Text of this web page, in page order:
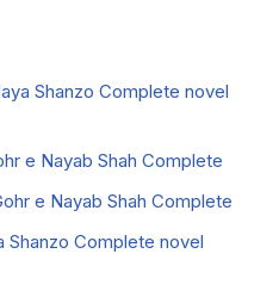
Shanzo Complete novel
e Nayab Shah Complete
e Nayab Shah Complete
Shanzo Complete novel